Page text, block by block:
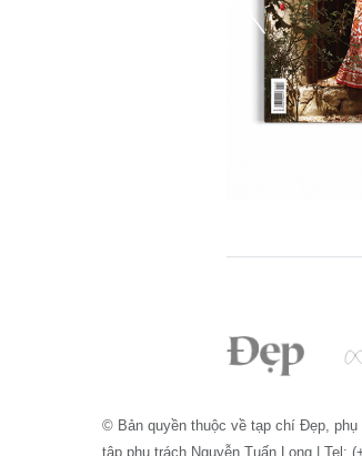
© Bản quyền thuộc về tạp chí Đẹp, phụ
tập phụ trách Nguyễn Tuấn Long | Tel: